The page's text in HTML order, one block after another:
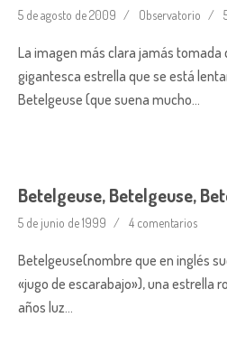
5 de agosto de 2009 Observatorio
La imagen más clara jamás
gigantesca estrella que se está
Betelgeuse (que suena mucho…
Betelgeuse, Betelgeuse,
5 de junio de 1999 4 comentarios
Betelgeuse(nombre que en inglés
«jugo de escarabajo»), una estrella
años luz…